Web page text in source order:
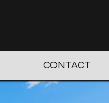
CONTACT